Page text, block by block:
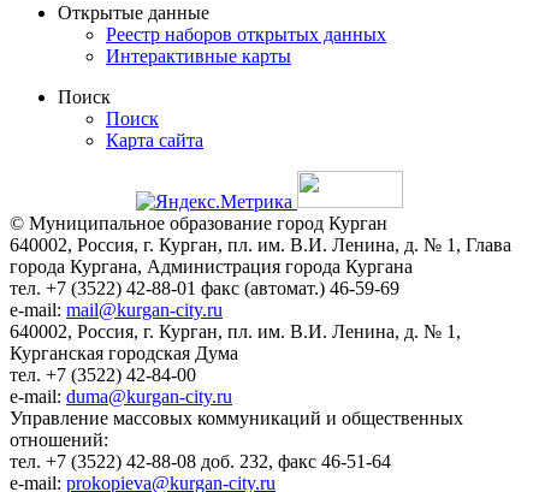
Открытые данные
Реестр наборов открытых данных
Интерактивные карты
Поиск
Поиск
Карта сайта
© Муниципальное образование город Курган
640002, Россия, г. Курган, пл. им. В.И. Ленина, д. № 1, Глава
города Кургана, Администрация города Кургана
тел. +7 (3522) 42-88-01 факс (автомат.) 46-59-69
e-mail: mail@kurgan-city.ru
640002, Россия, г. Курган, пл. им. В.И. Ленина, д. № 1,
Курганская городская Дума
тел. +7 (3522) 42-84-00
e-mail: duma@kurgan-city.ru
Управление массовых коммуникаций и общественных
отношений:
тел. +7 (3522) 42-88-08 доб. 232, факс 46-51-64
e-mail: prokopieva@kurgan-city.ru